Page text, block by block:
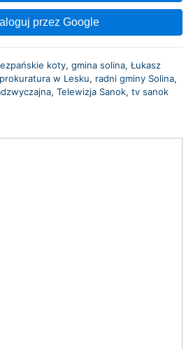
przez Google
koty, gmina solina, Łukasz
prokuratura w Lesku, radni gminy Solina,
, Telewizja Sanok, tv sanok